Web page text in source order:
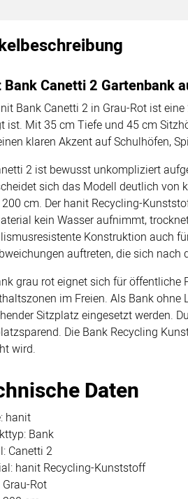
Bank Canetti 2 Gartenbank
Bank Canetti 2 in Grau-Rot ist
ist. Mit 35 cm Tiefe und 45 cm
klaren Akzent auf Schulhöfen,
2 ist bewusst unkompliziert
sich das Modell deutlich von
cm. Der hanit Recycling-
kein Wasser aufnimmt,
Konstruktion auch
auftreten, die sich
grau rot eignet sich für öffentliche
im Freien. Als Bank ohne
Sitzplatz eingesetzt werden.
Die Bank Recycling
wird.
Daten
hanit
Bank
Canetti 2
hanit Recycling-Kunststoff
Grau-Rot